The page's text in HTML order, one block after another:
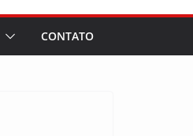
CONTATO